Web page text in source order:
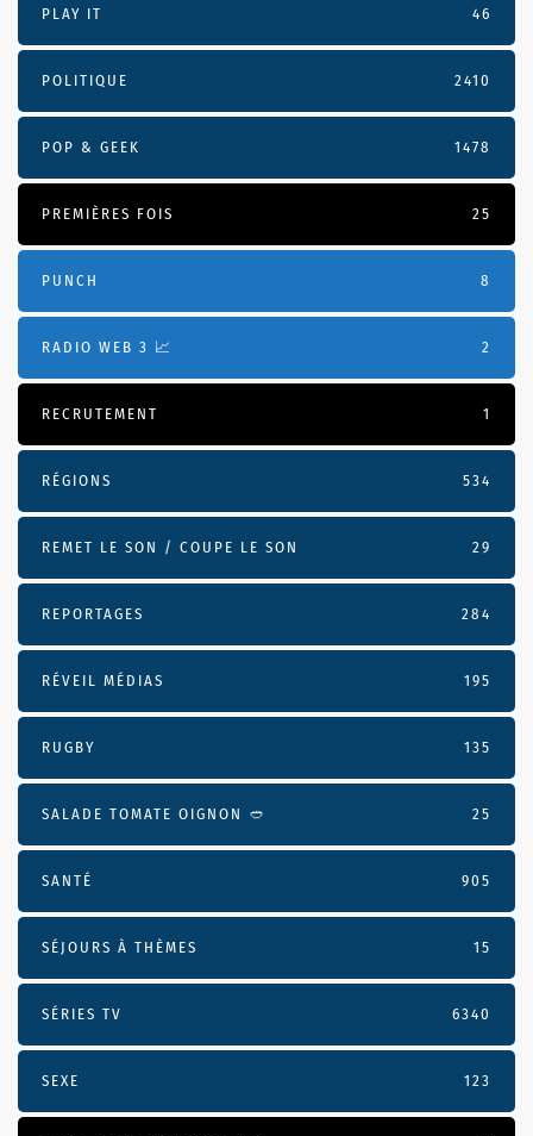
PLAY IT 46
POLITIQUE 2410
POP & GEEK 1478
PREMIÈRES FOIS 25
PUNCH 8
RADIO WEB 3 📈 2
RECRUTEMENT 1
RÉGIONS 534
REMET LE SON / COUPE LE SON 29
REPORTAGES 284
RÉVEIL MÉDIAS 195
RUGBY 135
SALADE TOMATE OIGNON 🥙 25
SANTÉ 905
SÉJOURS À THÈMES 15
SÉRIES TV 6340
SEXE 123